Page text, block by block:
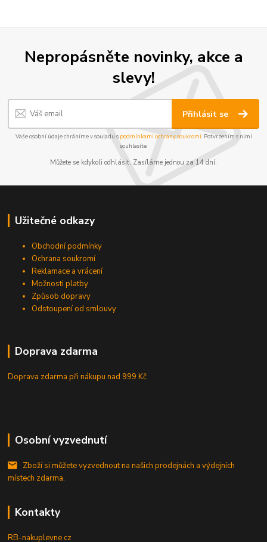
Nepropásněte novinky, akce a
slevy!
Přihlásit se
Vaše osobní údaje chráníme v souladu s podmínkami ochrany soukromí. Potvrzením s nimi
souhlasíte.
Můžete se kdykoli odhlásit. Zasíláme jednou za 14 dní.
Užitečné odkazy
Obchodní podmínky
Ochrana soukromí
Reklamace a vrácení
Možnosti platby
Způsob dopravy
Odstoupení od smlouvy
Doprava zdarma
Doprava zdarma při nákupunad 999 Kč
Osobní vyzvednutí
Zboží si můžete vyzvednout na našich prodejnách a výdejních
místech zdarma.
Kontakty
RB-nakuplevne.cz